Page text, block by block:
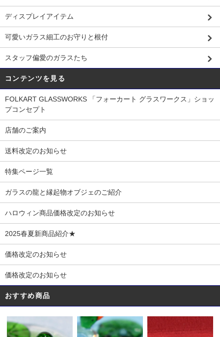
ディスプレイアイテム
可愛いガラス細工のお守りと根付
スタッフ偏愛のガラスたち
コンテンツを見る
FOLKART GLASSWORKS 「フォーカート グラスワークス」ショッ
プコンセプト
店舗のご案内
送料改定のお知らせ
特集ページ一覧
ガラスの龍と縁起物オブジェのご紹介
ハロウィン商品価格改定のお知らせ
2025春夏新商品紹介★
価格改定のお知らせ
価格改定のお知らせ
おすすめ商品